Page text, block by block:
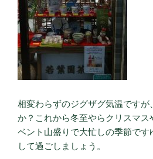
相変わらずのジグザグ気温ですが
か？これから冬至やらクリスマス
ベント山盛りで大忙しの季節です
して過ごしましょう。